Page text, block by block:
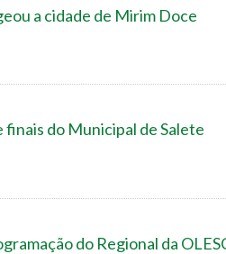
a cidade de Mirim Doce
finais do Municipal de Salete
do Regional da